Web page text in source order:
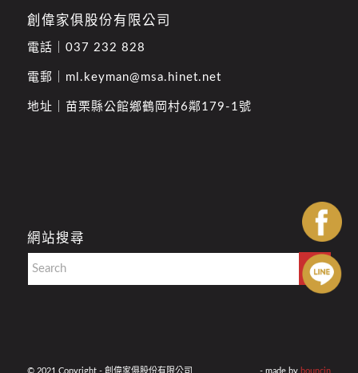
創偉家俱股份有限公司
電話｜ 037 232 828
電郵｜ ml.keyman@msa.hinet.net
地址｜ 苗栗縣公館鄉鶴岡村6鄰179-1號
網站搜尋
© 2021 Copyright - 創偉家俱股份有限公司 - made by bouncin